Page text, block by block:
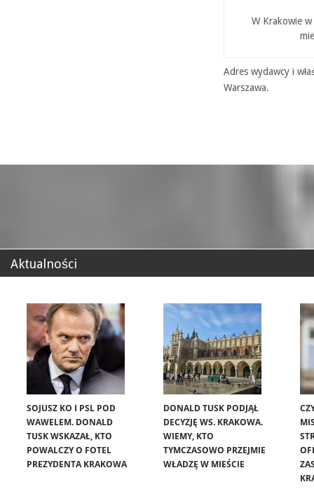
W Krakowie
Adres wydawcy i
Warszawa.
Aktualności
SOJUSZ KO I PSL POD
WAWELEM. DONALD
TUSK WSKAZAŁ, KTO
POWALCZY O FOTEL
PREZYDENTA KRAKOWA
DONALD TUSK PODJĄŁ
DECYZJĘ WS. KRAKOWA.
WIEMY, KTO
TYMCZASOWO PRZEJMIE
WŁADZĘ W MIEŚCIE